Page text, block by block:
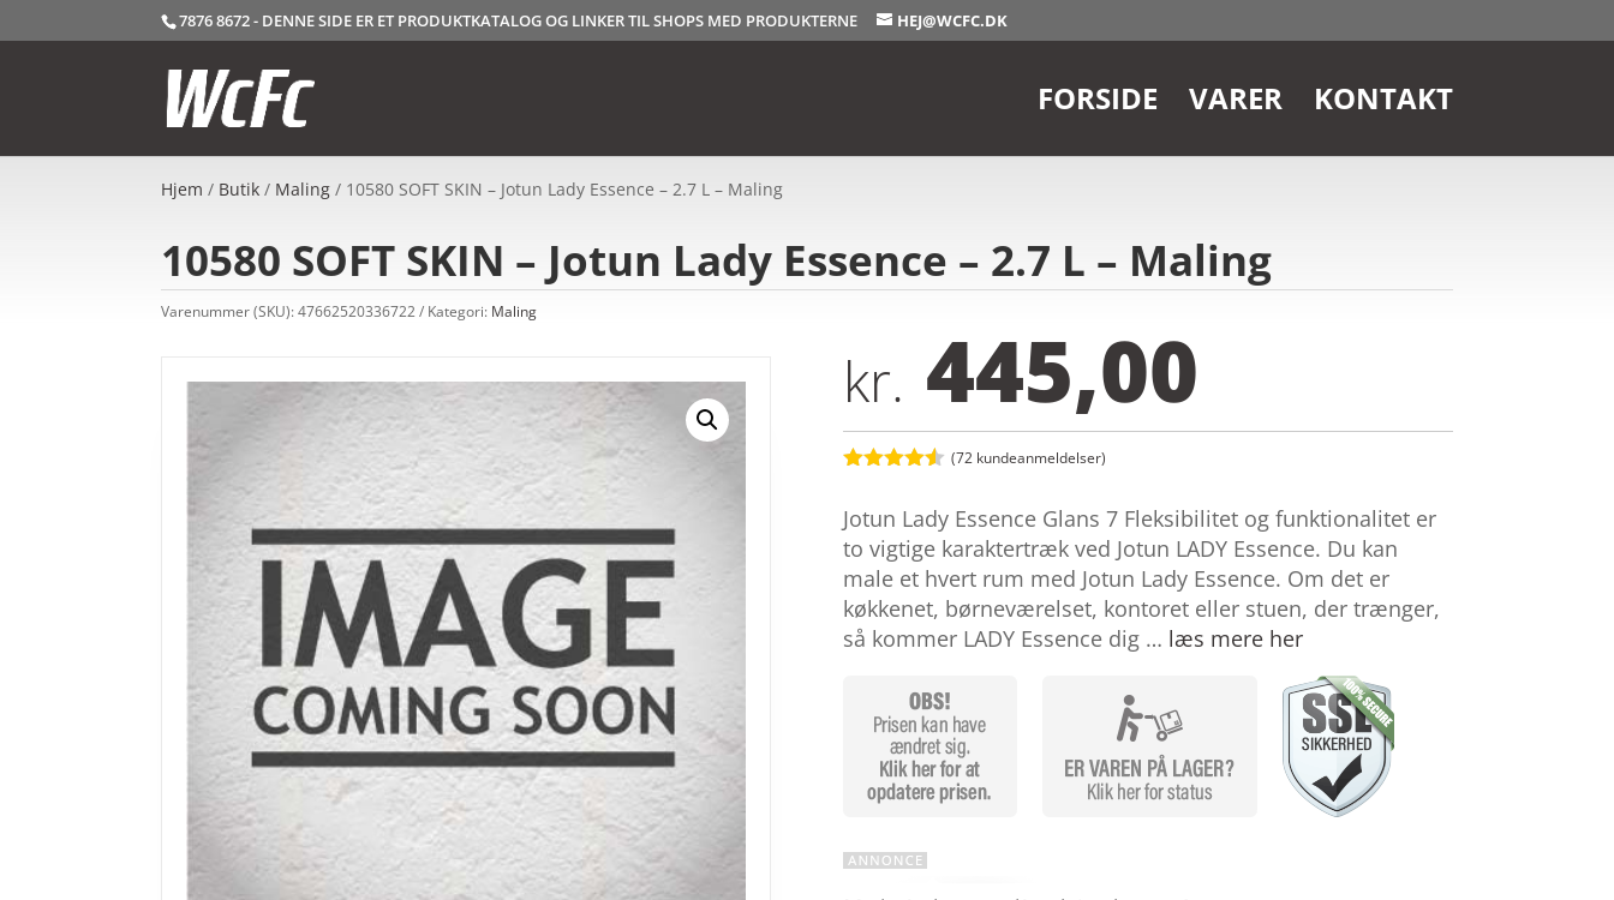
7876 8672 - DENNE SIDE ER ET PRODUKTKATALOG OG LINKER TIL SHOPS MED PRODUKTERNE HEJ@WCFC.DK
FORSIDE VARER KONTAKT
Hjem / Butik / Maling / 10580 SOFT SKIN – Jotun Lady Essence – 2.7 L – Maling
10580 SOFT SKIN – Jotun Lady Essence – 2.7 L – Maling
Varenummer (SKU):47662520336722 Kategori: Maling
kr. 445,00
ud af 5
baseret
på
kundebedø
mmelser
(72kundeanmeldelser)
Jotun Lady Essence Glans 7 Fleksibilitet og funktionalitet er
to vigtige karaktertræk ved Jotun LADY Essence. Du kan
male et hvert rum med Jotun Lady Essence. Om det er
køkkenet, børneværelset, kontoret eller stuen, der trænger,
så kommer LADY Essence dig … læs mere her